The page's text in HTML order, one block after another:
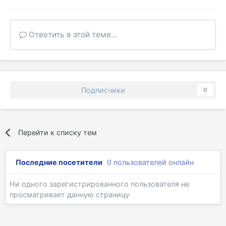
Ответить в этой теме...
Подписчики 0
Перейти к списку тем
Последние посетители 0 пользователей онлайн
Ни одного зарегистрированного пользователя не
просматривает данную страницу